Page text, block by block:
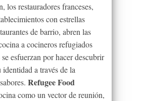
los restauradores franceses,
con estrellas
de barrio, abren las
a cocineros refugiados
esfuerzan por hacer descubrir
a través de la
Refugee Food
como un vector de reunión,